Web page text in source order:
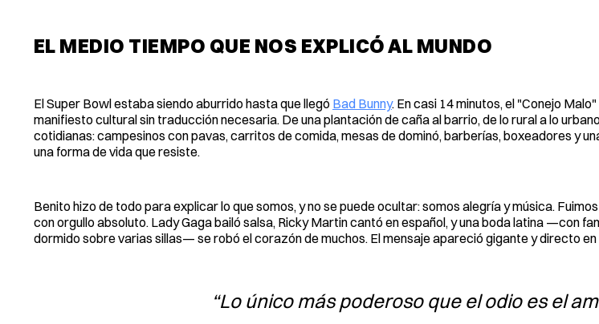
EL MEDIO TIEMPO QUE NOS EXPLICÓ AL MUNDO
El Super Bowl estaba siendo aburrido hasta que llegó Bad Bunny. En casi 14 minutos, el "Conejo
manifiesto cultural sin traducción necesaria. De una plantación de caña al barrio, de lo rural a lo
cotidianas: campesinos con pavas, carritos de comida, mesas de dominó, barberías, boxeadores y
una forma de vida que resiste.
Benito hizo de todo para explicar lo que somos, y no se puede ocultar: somos alegría y música.
con orgullo absoluto. Lady Gaga bailó salsa, Ricky Martin cantó en español, y una boda latina —con
dormido sobre varias sillas— se robó el corazón de muchos. El mensaje apareció gigante y directo en
“Lo único más poderoso que el odio es el